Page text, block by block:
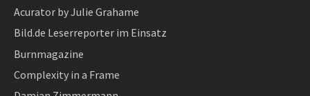
Acurator by Julie Grahame
Bild.de Leserreporter im Einsatz
Burnmagazine
Complexity in a Frame